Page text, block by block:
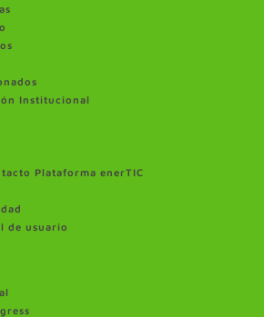
Institucional
Plataforma enerTIC
de usuario